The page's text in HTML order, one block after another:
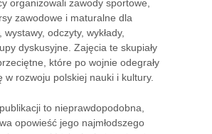
organizowali zawody sportowe,
zawodowe i maturalne dla
odczyty, wykłady,
dyskusyjne. Zajęcia te skupiały
które po wojnie odegrały
w rozwoju polskiej nauki i kultury.
to nieprawdopodobna,
opowieść jego najmłodszego